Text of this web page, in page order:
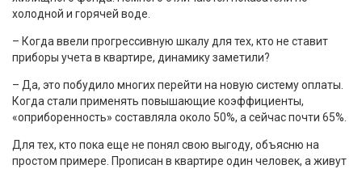
холодной и горячей воде.
– Когда ввели прогрессивную шкалу для тех, кто не ставит
приборы учета в квартире, динамику заметили?
– Да, это побудило многих перейти на новую систему оплаты.
Когда стали применять повышающие коэффициенты,
«оприборенность» составляла около 50%, а сейчас почти 65%.
Для тех, кто пока еще не понял свою выгоду, объясню на
простом примере. Прописан в квартире один человек, а живут